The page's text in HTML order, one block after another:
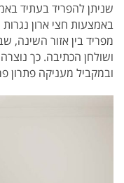
שניתן להפריד בעתיד
באמצעות חצי ארון
מפריד בין אזור השינה,
ושולחן הכתיבה. כך
ובמקביל מעניקה פתרון